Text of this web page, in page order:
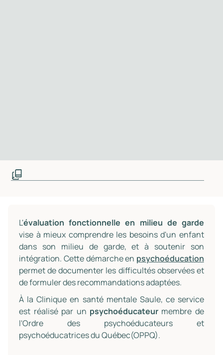
L'évaluation fonctionnelle en milieu de garde
vise à mieux comprendre les besoins d'un enfant
dans son milieu de garde, et à soutenir son
intégration. Cette démarche en psychoéducation
permet de documenter les difficultés observées et
de formuler des recommandations adaptées.
À la Clinique en santé mentale Saule, ce service
est réalisé par un psychoéducateurmembre de
l'Ordre des psychoéducateurs et
psychoéducatrices du Québec(OPPQ).